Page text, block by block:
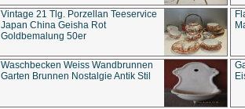
Vintage 21 Tlg. Porzellan Teeservice
Japan China Geisha Rot
Goldbemalung 50er
Waschbecken Weiss Wandbrunnen
Garten Brunnen Nostalgie Antik Stil